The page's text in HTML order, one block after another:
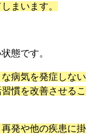
まいます。
態です。
病気を発症しない
慣を改善させるこ
発や他の疾患に掛